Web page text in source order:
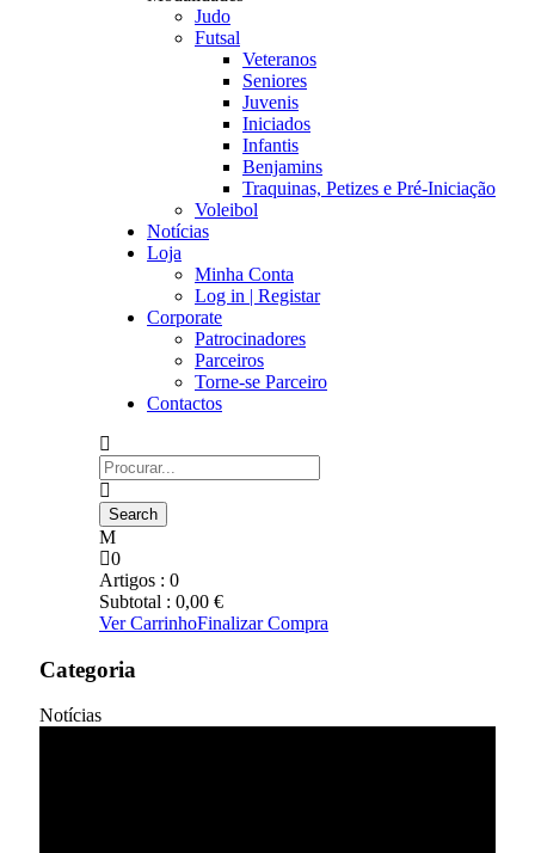
Judo
Futsal
Veteranos
Seniores
Juvenis
Iniciados
Infantis
Benjamins
Traquinas, Petizes e Pré-Iniciação
Voleibol
Notícias
Loja
Minha Conta
Log in | Registar
Corporate
Patrocinadores
Parceiros
Torne-se Parceiro
Contactos
0
Artigos : 0
Subtotal : 0,00 €
Ver CarrinhoFinalizar Compra
Categoria
Notícias